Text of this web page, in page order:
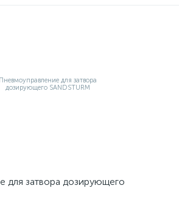
для затвора дозирующего